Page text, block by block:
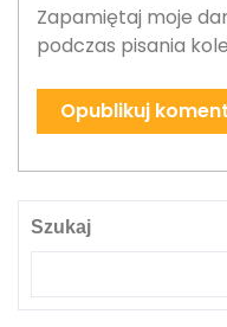
Zapamiętaj moje
podczas pisania
Szukaj